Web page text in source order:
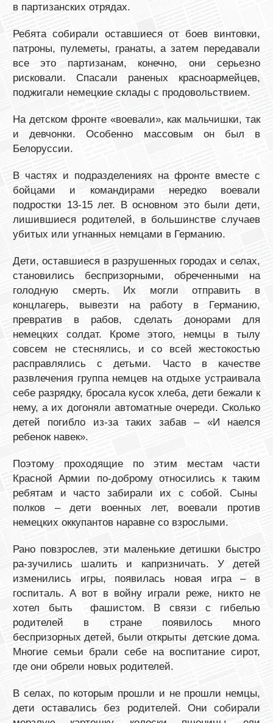
в партизанских отрядах.
Ребята собирали оставшиеся от боев винтовки,
патроны, пулеметы, гранаты, а затем передавали
все это партизанам, конечно, они серьезно
рисковали. Спасали раненых красноармейцев,
поджигали немецкие склады с продовольствием.
На детском фронте «воевали», как мальчишки, так
и девчонки. Особенно массовым он был в
Белоруссии.
В частях и подразделениях на фронте вместе с
бойцами и командирами нередко воевали
подростки 13-15 лет. В основном это были дети,
лишившиеся родителей, в большинстве случаев
убитых или угнанных немцами в Германию.
Дети, оставшиеся в разрушенных городах и селах,
становились беспризорными, обреченными на
голодную смерть. Их могли отправить в
концлагерь, вывезти на работу в Германию,
превратив в рабов, сделать донорами для
немецких солдат. Кроме этого, немцы в тылу
совсем не стеснялись, и со всей жестокостью
расправлялись с детьми. Часто в качестве
развлечения группа немцев на отдыхе устраивала
себе разрядку, бросала кусок хлеба, дети бежали к
нему, а их догоняли автоматные очереди. Сколько
детей погибло из-за таких забав – «И наелся
ребенок навек».
Поэтому проходящие по этим местам части
Красной Армии по-доброму относились к таким
ребятам и часто забирали их с собой. Сыны
полков – дети военных лет, воевали против
немецких оккупантов наравне со взрослыми.
Рано повзрослев, эти маленькие детишки быстро
ра-зучились шалить и капризничать. У детей
изменились игры, появилась новая игра – в
госпиталь. А вот в войну играли реже, никто не
хотел быть фашистом. В связи с гибелью
родителей в стране появилось много
беспризорных детей, были открыты детские дома.
Многие семьи брали себе на воспитание сирот,
где они обрели новых родителей.
В селах, по которым прошли и не прошли немцы,
дети оставались без родителей. Они собирали